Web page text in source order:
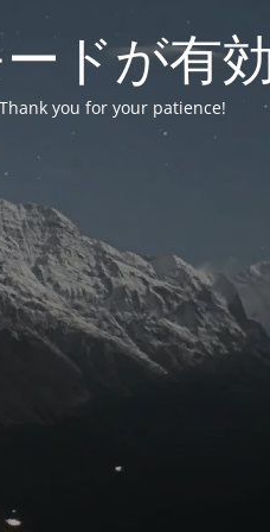
ドが有
you for your patience!